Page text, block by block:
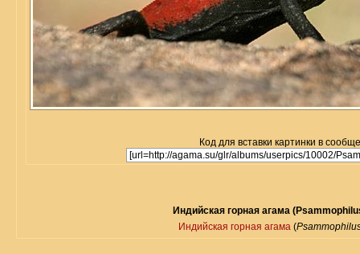
Код для вставки картинки в
Индийская горная агама
Индийская горная агама (